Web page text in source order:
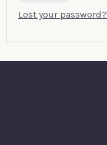
Lost your password?